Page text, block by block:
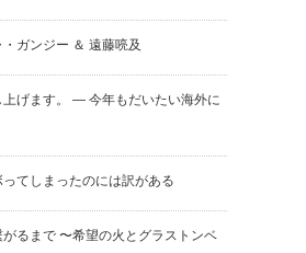
・ガンジー ＆ 遠藤喨及
げます。 — 今年もだいたい海外に
てしまったのには訳がある
るまで 〜希望の火とグラストンベ